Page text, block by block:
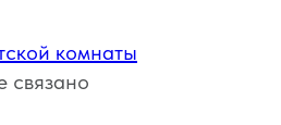
комнаты
связано